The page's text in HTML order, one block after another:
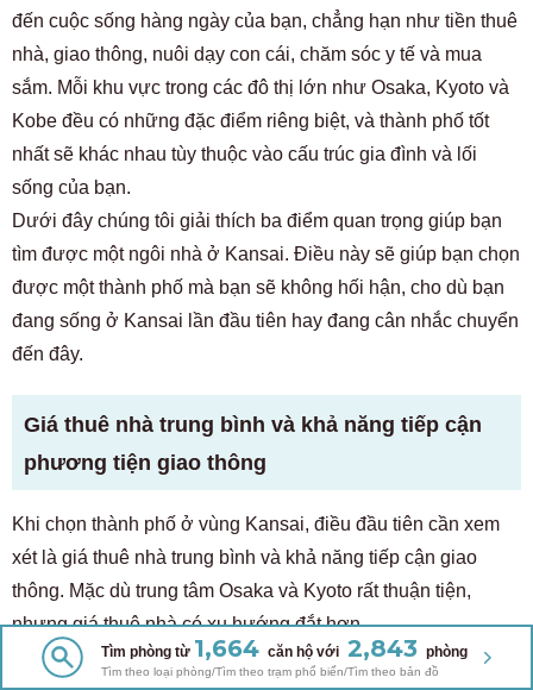
đến cuộc sống hàng ngày của bạn, chẳng hạn như tiền thuê
nhà, giao thông, nuôi dạy con cái, chăm sóc y tế và mua
sắm. Mỗi khu vực trong các đô thị lớn như Osaka, Kyoto và
Kobe đều có những đặc điểm riêng biệt, và thành phố tốt
nhất sẽ khác nhau tùy thuộc vào cấu trúc gia đình và lối
sống của bạn.
Dưới đây chúng tôi giải thích ba điểm quan trọng giúp bạn
tìm được một ngôi nhà ở Kansai. Điều này sẽ giúp bạn chọn
được một thành phố mà bạn sẽ không hối hận, cho dù bạn
đang sống ở Kansai lần đầu tiên hay đang cân nhắc chuyển
đến đây.
Giá thuê nhà trung bình và khả năng tiếp cận
phương tiện giao thông
Khi chọn thành phố ở vùng Kansai, điều đầu tiên cần xem
xét là giá thuê nhà trung bình và khả năng tiếp cận giao
thông. Mặc dù trung tâm Osaka và Kyoto rất thuận tiện,
nhưng giá thuê nhà có xu hướng đắt hơn.
Mặt khác, có nhiều khu vực ở Nara, Shiga và vùng ngoại ô
Tìm phòng từ 1,664 căn hộ với 2,843 phòng
Tìm theo loại phòng/Tìm theo trạm phổ biến/Tìm theo bản đồ